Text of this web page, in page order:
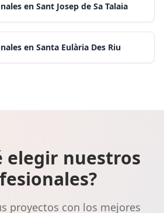
en Sant Josep de Sa Talaia
en Santa Eulària Des Riu
elegir nuestros
proyectos con los mejores